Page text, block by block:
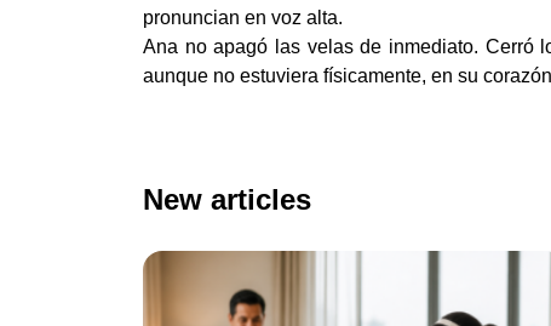
pronuncian en voz alta.
Ana no apagó las velas de inmediato. Cerró
aunque no estuviera físicamente, en su
New articles